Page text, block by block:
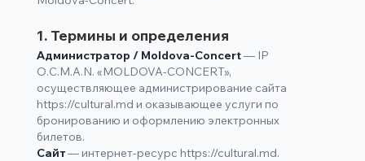
1. Термины и определения
Администратор / Moldova-Concert— IP
O.C.M.A.N. «MOLDOVA-CONCERT»,
осуществляющее администрирование сайта
https://cultural.md и оказывающее услуги по
бронированию и оформлению электронных
билетов.
Сайт— интернет-ресурс https://cultural.md.